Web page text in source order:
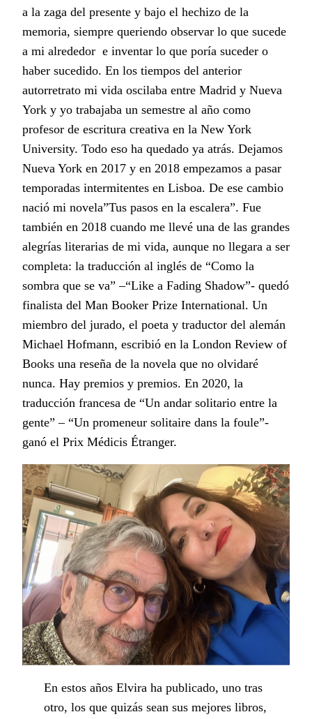
a la zaga del presente y bajo el hechizo de la
memoria, siempre queriendo observar lo que sucede
a mi alrededor e inventar lo que poría suceder o
haber sucedido. En los tiempos del anterior
autorretrato mi vida oscilaba entre Madrid y Nueva
York y yo trabajaba un semestre al año como
profesor de escritura creativa en la New York
University. Todo eso ha quedado ya atrás. Dejamos
Nueva York en 2017 y en 2018 empezamos a pasar
temporadas intermitentes en Lisboa. De ese cambio
nació mi novela”Tus pasos en la escalera”. Fue
también en 2018 cuando me llevé una de las grandes
alegrías literarias de mi vida, aunque no llegara a ser
completa: la traducción al inglés de “Como la
sombra que se va” –“Like a Fading Shadow”- quedó
finalista del Man Booker Prize International. Un
miembro del jurado, el poeta y traductor del alemán
Michael Hofmann, escribió en la London Review of
Books una reseña de la novela que no olvidaré
nunca. Hay premios y premios. En 2020, la
traducción francesa de “Un andar solitario entre la
gente” – “Un promeneur solitaire dans la foule”-
ganó el Prix Médicis Étranger.
En estos años Elvira ha publicado, uno tras
otro, los que quizás sean sus mejores libros,